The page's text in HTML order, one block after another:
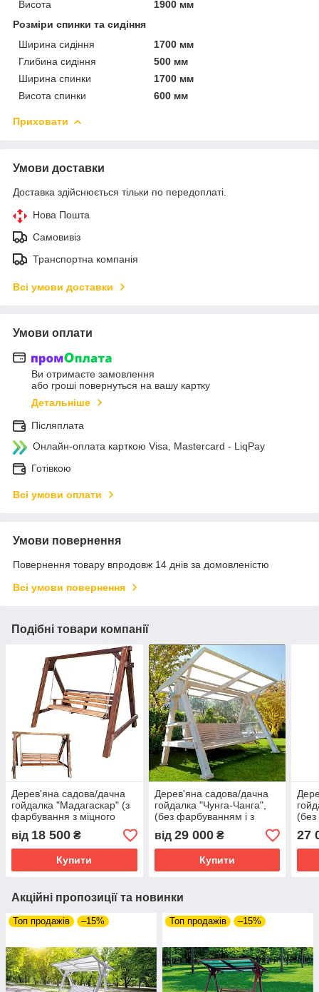
Висота
1900 мм
Розміри спинки та сидіння
Ширина сидіння
1700 мм
Глибина сидіння
500 мм
Ширина спинки
1700 мм
Висота спинки
600 мм
Приховати
Умови доставки
Доставка здійснюється тільки по передоплаті.
Нова Пошта
Самовивіз
Транспортна компанія
Всі умови доставки
Умови оплати
Ви отримаєте замовлення
або гроші повернуться на вашу картку
Детальніше
Післяплата
Онлайн-оплата карткою Visa, Mastercard - LiqPay
Готівкою
Всі умови оплати
Умови повернення
Повернення товару впродовж 14 днів за домовленістю
Всі умови повернення
Подібні товари компанії
Дерев'яна садова/дачна
гойдалка "Мадагаскар" (з
фарбування з міцного
бруса 100 на 100 мм)
від 18 500 ₴
Купити
Дерев'яна садова/дачна
гойдалка "Чунга-Чанга",
(без фарбуванням і з
плоским дахом, без
покрівлі)
від 29 000₴
Купити
27
Акційні пропозиції та новинки
Топ продажів –15% Топ продажів –15%